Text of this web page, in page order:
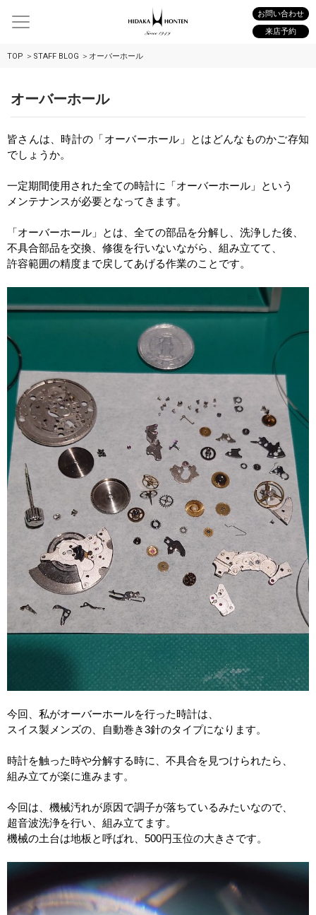
お問い合わせ
来店予約
TOP STAFF BLOG オーバーホール
オーバーホール
皆さんは、時計の「オーバーホール」とはどんなものかご存知
でしょうか。
一定期間使用された全ての時計に「オーバーホール」という
メンテナンスが必要となってきます。
「オーバーホール」とは、全ての部品を分解し、洗浄した後、
不具合部品を交換、修復を行いないながら、組み立てて、
許容範囲の精度まで戻してあげる作業のことです。
今回、私がオーバーホールを行った時計は、
スイス製メンズの、自動巻き3針のタイプになります。
時計を触った時や分解する時に、不具合を見つけられたら、
組み立てが楽に進みます。
今回は、機械汚れが原因で調子が落ちているみたいなので、
超音波洗浄を行い、組み立てます。
機械の土台は地板と呼ばれ、 500円玉位の大きさです。